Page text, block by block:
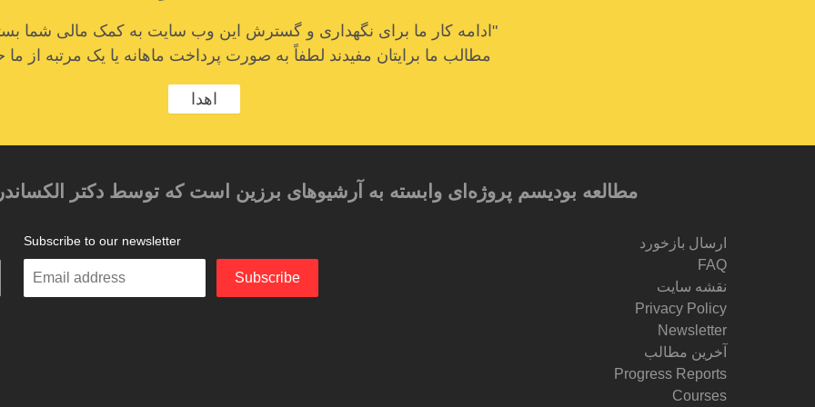
"ادامه کار ما برای نگهداری و گسترش این وب سایت به کمک مالی شما
مطالب ما برایتان مفیدند لطفاً به صورت پرداخت ماهانه یا یک مرتبه از ما
اهدا
مطالعه بودیسم پروژه‌ای وابسته به آرشیوهای برزین است که توسط دکتر
ارسال بازخورد
FAQ
نقشه سایت
Privacy Policy
Newsletter
آخرین مطالب
Progress Reports
Courses
Subscribe to our newsletter
Enter
Subscribe